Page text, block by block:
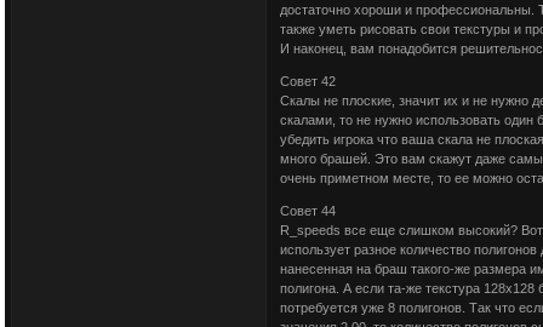
достаточно хороши и
также уметь рисовать свои текстуры и
И наконец, вам понадобится
Совет 42
Скалы не плоские, значит их и не нужно
скалами, то не нужно использовать
убедить игрока что ваша скала не
много брашей. Это вам скажут даже
очень приметном месте, то ее можно
Совет 44
R_speeds все еще слишком высокий?
использует разное количество
нанесенная на браш такого-же размера
полигона. А если та-же текстура
потребуется уже 8 полигонов. Так что